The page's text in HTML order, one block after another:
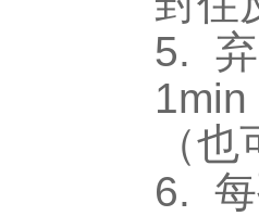
5.
（
6.